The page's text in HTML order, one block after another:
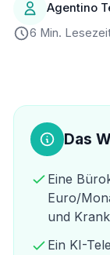
Agentino
6 Min.
Das
Eine
Euro/
und
Ein KI-